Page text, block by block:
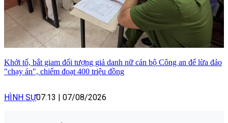
Khởi tố, bắt giam đối tượng giả danh nữ cán bộ Công an để lừa đảo
"chạy án", chiếm đoạt 400 triệu đồng
HÌNH SỰ07:13 | 07/08/2026